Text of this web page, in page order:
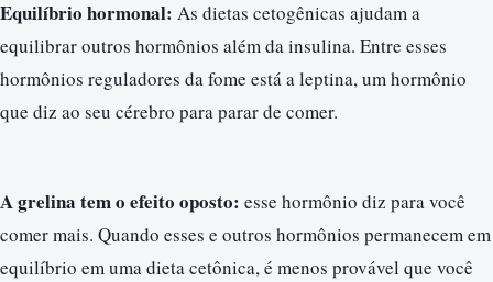
Equilíbrio hormonal: As dietas cetogênicas ajudam a
equilibrar outros hormônios além da insulina. Entre esses
hormônios reguladores da fome está a leptina, um hormônio
que diz ao seu cérebro para parar de comer.
A grelina tem o efeito oposto: esse hormônio diz para você
comer mais. Quando esses e outros hormônios permanecem em
equilíbrio em uma dieta cetônica, é menos provável que você